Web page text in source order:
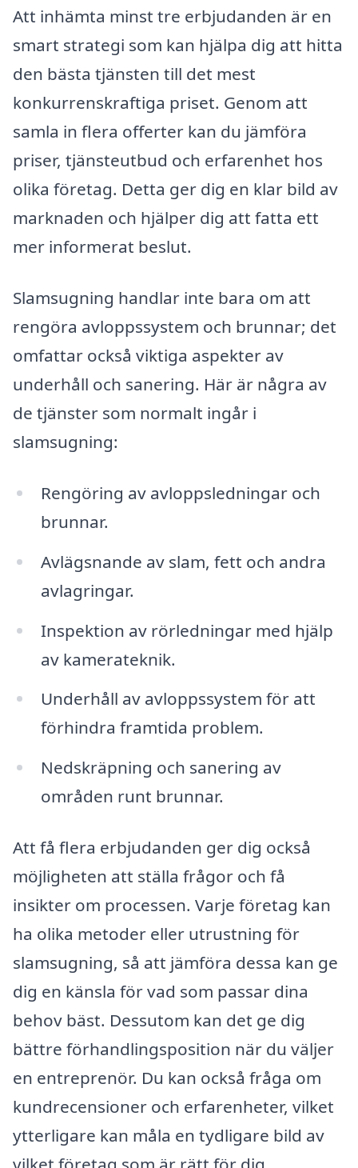
Att inhämta minst tre erbjudanden är en
smart strategi som kan hjälpa dig att hitta
den bästa tjänsten till det mest
konkurrenskraftiga priset. Genom att
samla in flera offerter kan du jämföra
priser, tjänsteutbud och erfarenhet hos
olika företag. Detta ger dig en klar bild av
marknaden och hjälper dig att fatta ett
mer informerat beslut.
Slamsugning handlar inte bara om att
rengöra avloppssystem och brunnar; det
omfattar också viktiga aspekter av
underhåll och sanering. Här är några av
de tjänster som normalt ingår i
slamsugning:
Rengöring av avloppsledningar och
brunnar.
Avlägsnande av slam, fett och andra
avlagringar.
Inspektion av rörledningar med hjälp
av kamerateknik.
Underhåll av avloppssystem för att
förhindra framtida problem.
Nedskräpning och sanering av
områden runt brunnar.
Att få flera erbjudanden ger dig också
möjligheten att ställa frågor och få
insikter om processen. Varje företag kan
ha olika metoder eller utrustning för
slamsugning, så att jämföra dessa kan ge
dig en känsla för vad som passar dina
behov bäst. Dessutom kan det ge dig
bättre förhandlingsposition när du väljer
en entreprenör. Du kan också fråga om
kundrecensioner och erfarenheter, vilket
ytterligare kan måla en tydligare bild av